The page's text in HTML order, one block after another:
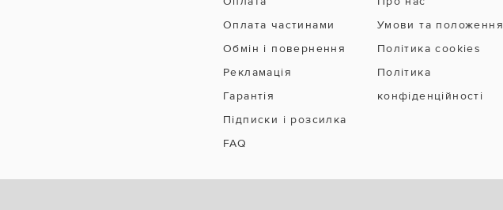
Оплата частинами
Обмін і повернення
Рекламація
Гарантія
Підписки і розсилка
FAQ
Умови та положення
Політика cookies
Політика
конфіденційності